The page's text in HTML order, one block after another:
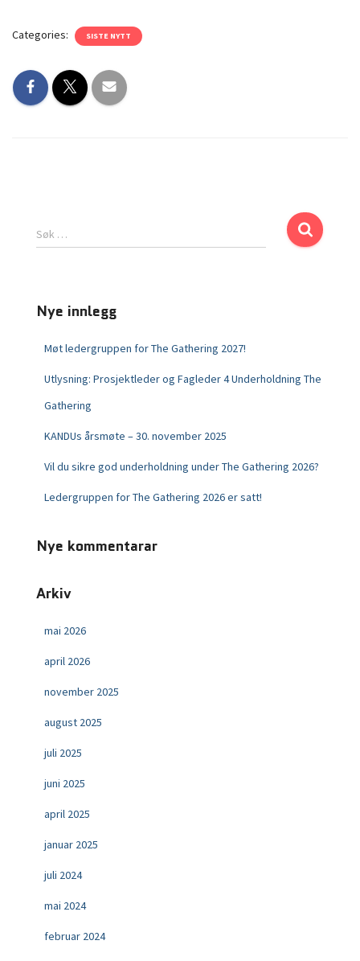
Categories: SISTE NYTT
Søk …
Nye innlegg
Møt ledergruppen for The Gathering 2027!
Utlysning: Prosjektleder og Fagleder 4 Underholdning The
Gathering
KANDUs årsmøte – 30. november 2025
Vil du sikre god underholdning under The Gathering 2026?
Ledergruppen for The Gathering 2026 er satt!
Nye kommentarar
Arkiv
mai 2026
april 2026
november 2025
august 2025
juli 2025
juni 2025
april 2025
januar 2025
juli 2024
mai 2024
februar 2024